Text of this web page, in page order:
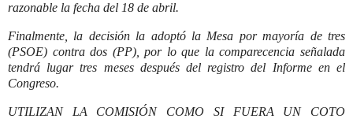
razonable la fecha del 18 de abril.
Finalmente, la decisión la adoptó la Mesa por mayoría de tres
(PSOE) contra dos (PP), por lo que la comparecencia señalada
tendrá lugar tres meses después del registro del Informe en el
Congreso.
UTILIZAN LA COMISIÓN COMO SI FUERA UN COTO